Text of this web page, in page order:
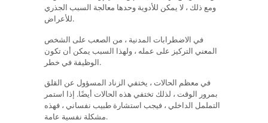
ومع ذلك ، لا يمكن للأدوية وحدها معالجة السبب الجذري
للأعراض.
في الاضطرابات المدنية ، من الصعب على الشخص
المعني التركيز على عمله ، ولهذا السبب يمكن أن تكون
الوظيفة في خطر.
في معظم الحالات ، يختفي الزناد المسؤول عن القلق
بمرور الوقت ، لذلك تختفي هذه الحالات أيضًا. إذا استمر
التململ الداخلي ، فيجب استشارة طبيب نفساني ، فهذه
مشكلة نفسية عامة.